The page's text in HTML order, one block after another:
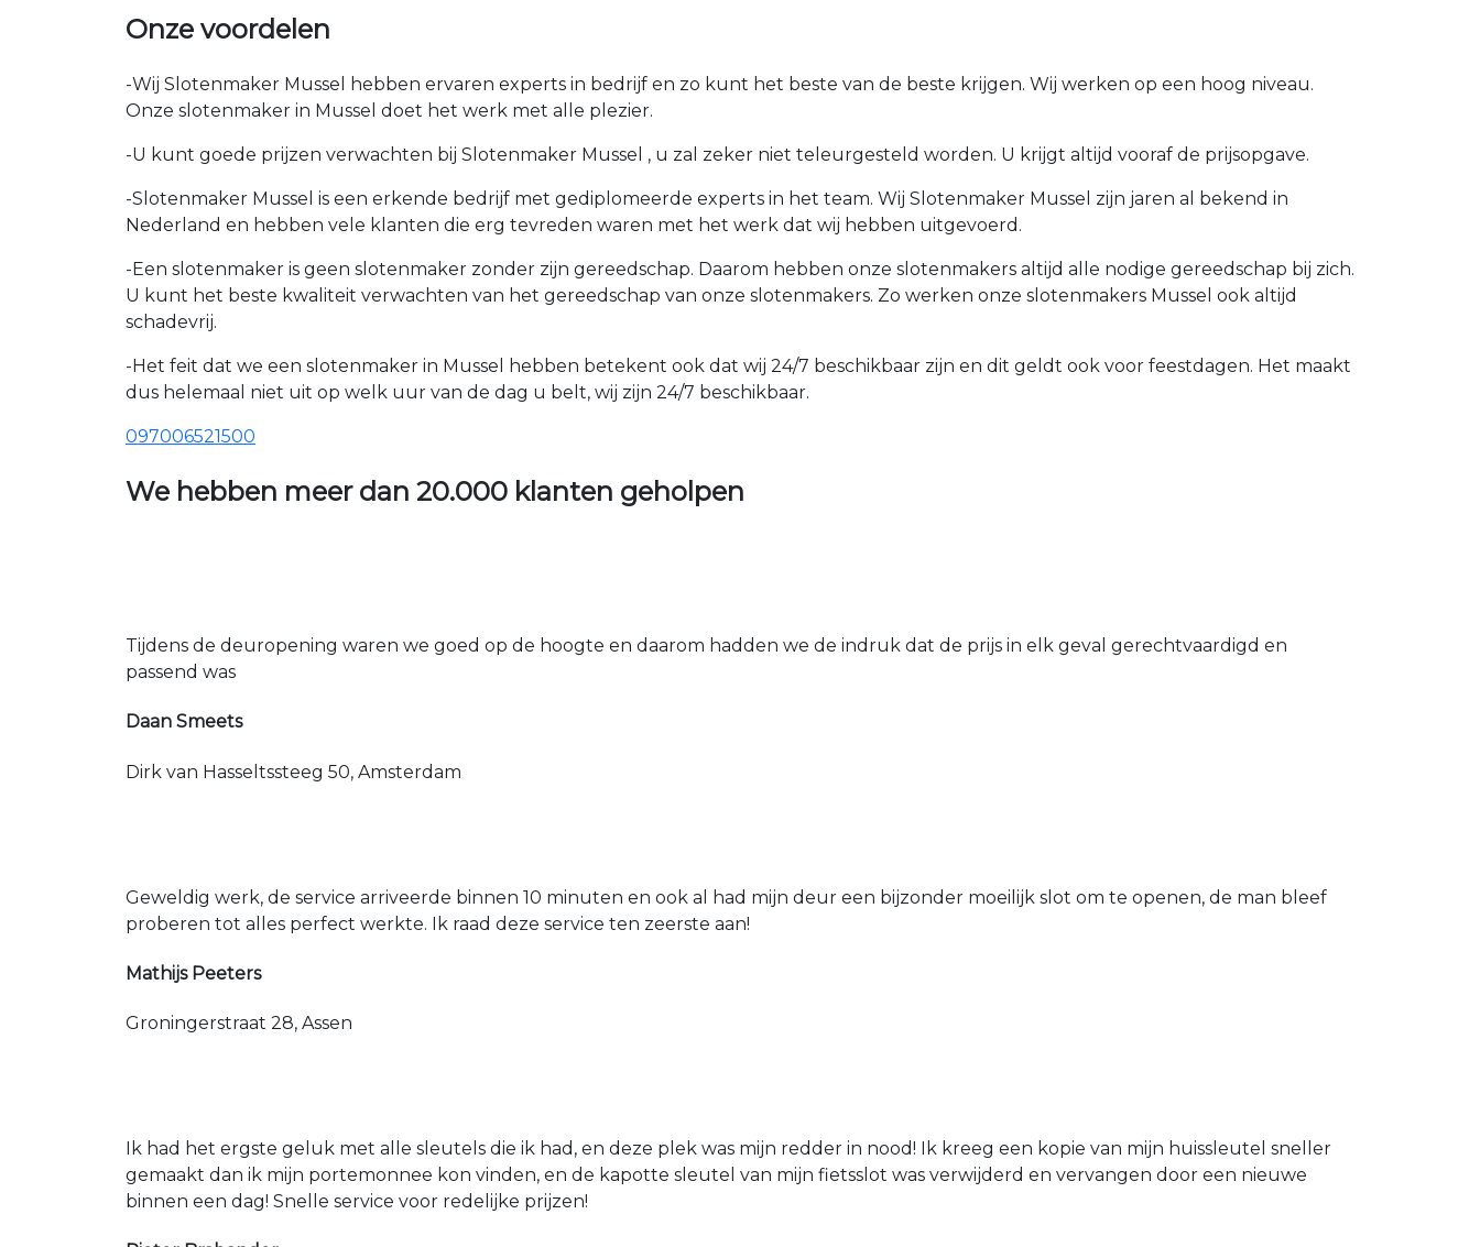
Onze voordelen
-Wij Slotenmaker Mussel hebben ervaren experts in bedrijf en zo kunt het beste van de beste krijgen. Wij werken op een hoog niveau.
Onze slotenmaker in Mussel doet het werk met alle plezier.
-U kunt goede prijzen verwachten bij Slotenmaker Mussel , u zal zeker niet teleurgesteld worden. U krijgt altijd vooraf de prijsopgave.
-Slotenmaker Mussel is een erkende bedrijf met gediplomeerde experts in het team. Wij Slotenmaker Mussel zijn jaren al bekend in
Nederland en hebben vele klanten die erg tevreden waren met het werk dat wij hebben uitgevoerd.
-Een slotenmaker is geen slotenmaker zonder zijn gereedschap. Daarom hebben onze slotenmakers altijd alle nodige gereedschap bij zich.
U kunt het beste kwaliteit verwachten van het gereedschap van onze slotenmakers. Zo werken onze slotenmakers Mussel ook altijd
schadevrij.
-Het feit dat we een slotenmaker in Mussel hebben betekent ook dat wij 24/7 beschikbaar zijn en dit geldt ook voor feestdagen. Het maakt
dus helemaal niet uit op welk uur van de dag u belt, wij zijn 24/7 beschikbaar.
097006521500
We hebben meer dan 20.000 klanten geholpen
Tijdens de deuropening waren we goed op de hoogte en daarom hadden we de indruk dat de prijs in elk geval gerechtvaardigd en
passend was
Daan Smeets
Dirk van Hasseltssteeg 50, Amsterdam
Geweldig werk, de service arriveerde binnen 10 minuten en ook al had mijn deur een bijzonder moeilijk slot om te openen, de man bleef
proberen tot alles perfect werkte. Ik raad deze service ten zeerste aan!
Mathijs Peeters
Groningerstraat 28, Assen
Ik had het ergste geluk met alle sleutels die ik had, en deze plek was mijn redder in nood! Ik kreeg een kopie van mijn huissleutel sneller
gemaakt dan ik mijn portemonnee kon vinden, en de kapotte sleutel van mijn fietsslot was verwijderd en vervangen door een nieuwe
binnen een dag! Snelle service voor redelijke prijzen!